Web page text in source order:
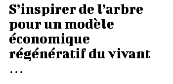
S’inspirer de l’arbre
pour un modèle
économique
régénératif du vivant
…